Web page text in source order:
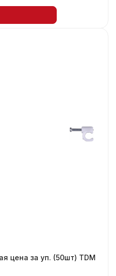
цена за уп. (50шт) TDM